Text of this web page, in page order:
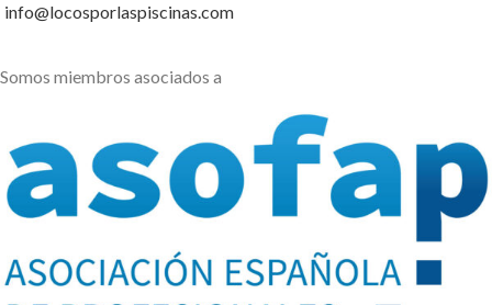
info@locosporlaspiscinas.com
Somos miembros asociados a